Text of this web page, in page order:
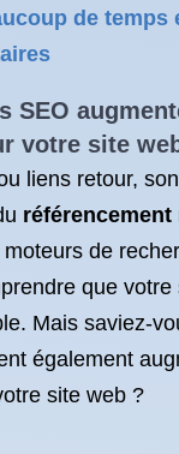
de temps
SEO
votre site
liens retour,
référencement
de
que votre
Mais saviez-
également
site web ?